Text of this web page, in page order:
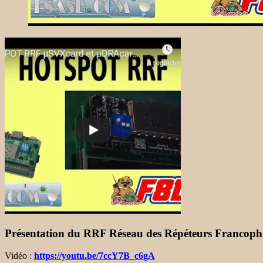
Présentation du RRF Réseau des Répéteurs
Vidéo : https://youtu.be/7ccY7B_c6gA